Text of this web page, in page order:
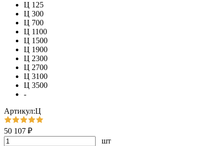
Ц 125
Ц 300
Ц 700
Ц 1100
Ц 1500
Ц 1900
Ц 2300
Ц 2700
Ц 3100
Ц 3500
-
Артикул:Ц
50 107 ₽
шт